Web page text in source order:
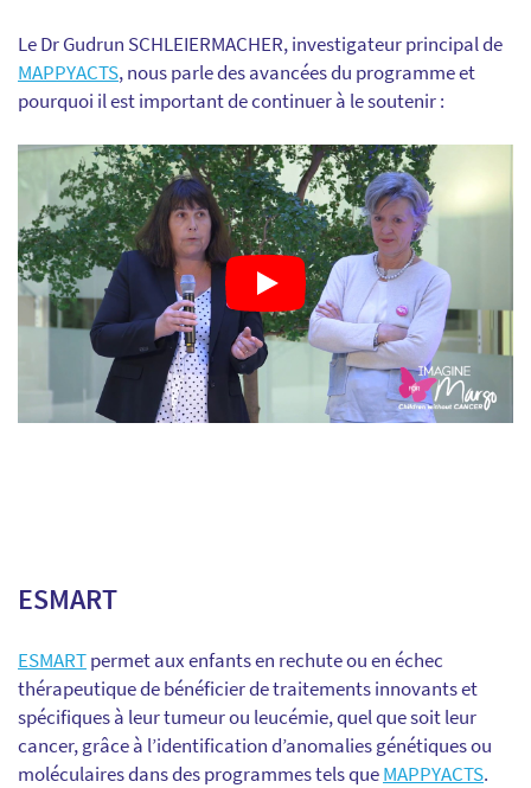
Le Dr Gudrun SCHLEIERMACHER, investigateur principal de
MAPPYACTS, nous parle des avancées du programme et
pourquoi il est important de continuer à le soutenir :
ESMART
ESMARTpermet aux enfants en rechute ou en échec
thérapeutique de bénéficier de traitements innovants et
spécifiques à leur tumeur ou leucémie, quel que soit leur
cancer, grâce à l’identification d’anomalies génétiques ou
moléculaires dans des programmes tels queMAPPYACTS.